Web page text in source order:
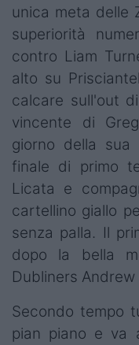
unica meta delle
superiorità
contro Liam
alto su
calcare sull'out
vincente di
giorno della
finale di primo
Licata e
cartellino giallo
senza palla. Il
dopo la bella
Dubliners Andrew
Secondo tempo
pian piano e va